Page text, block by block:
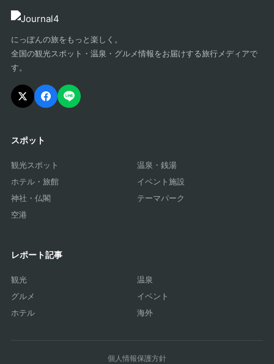
にっぽんの旅をもっと楽しく。
全国の観光スポット・温泉・グルメ情報をお届けする旅行メディアで
す。
スポット
観光スポット
温泉・銭湯
ホテル・旅館
イベント施設
神社・仏閣
テーマパーク
空港
レポート記事
観光
温泉
グルメ
イベント
ホテル
海外
個人情報保護方針